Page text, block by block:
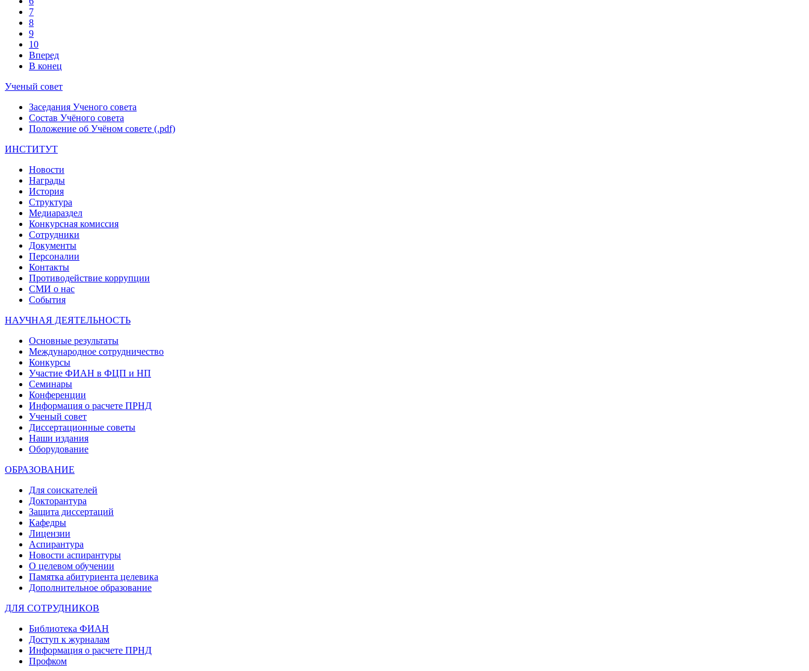
7
8
9
10
Вперед
В конец
Ученый совет
Заседания Ученого совета
Состав Учёного совета
Положение об Учёном совете (.pdf)
ИНСТИТУТ
Новости
Награды
История
Структура
Медиараздел
Конкурсная комиссия
Сотрудники
Документы
Персоналии
Контакты
Противодействие коррупции
СМИ о нас
События
НАУЧНАЯ ДЕЯТЕЛЬНОСТЬ
Основные результаты
Международное сотрудничество
Конкурсы
Участие ФИАН в ФЦП и НП
Семинары
Конференции
Информация о расчете ПРНД
Ученый совет
Диссертационные советы
Наши издания
Оборудование
ОБРАЗОВАНИЕ
Для соискателей
Докторантура
Защита диссертаций
Кафедры
Лицензии
Аспирантура
Новости аспирантуры
О целевом обучении
Памятка абитуриента целевика
Дополнительное образование
ДЛЯ СОТРУДНИКОВ
Библиотека ФИАН
Доступ к журналам
Информация о расчете ПРНД
Профком